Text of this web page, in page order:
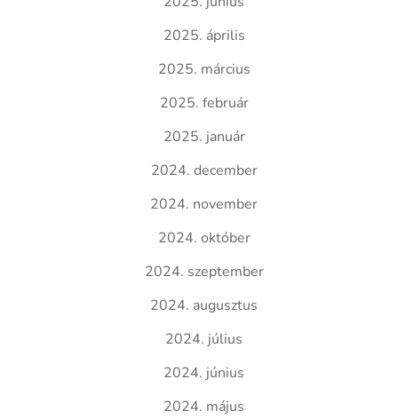
2025. április
2025. március
2025. február
2025. január
2024. december
2024. november
2024. október
2024. szeptember
2024. augusztus
2024. július
2024. június
2024. május